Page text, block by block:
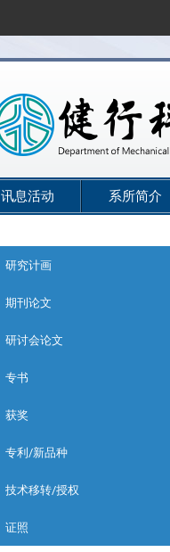
讯息活动 系所简介
研究计画
期刊论文
研讨会论文
专书
获奖
专利/新品种
技术移转/授权
证照